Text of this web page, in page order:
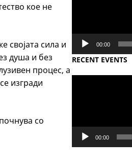
кое не
својата сила и
душа и без
процес, а
изгради
со
00:00
RECENT EVENTS
00:00